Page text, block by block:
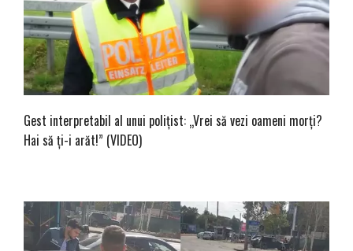
Gest interpretabil al unui polițist: „Vrei să vezi oameni morți?
Hai să ți-i arăt!” (VIDEO)